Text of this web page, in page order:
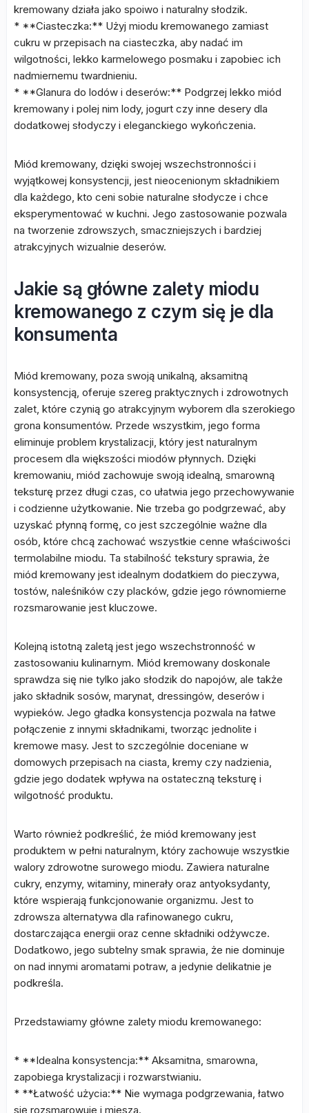
kremowany działa jako spoiwo i naturalny słodzik.
* **Ciasteczka:** Użyj miodu kremowanego zamiast
cukru w przepisach na ciasteczka, aby nadać im
wilgotności, lekko karmelowego posmaku i zapobiec ich
nadmiernemu twardnieniu.
* **Glanura do lodów i deserów:** Podgrzej lekko miód
kremowany i polej nim lody, jogurt czy inne desery dla
dodatkowej słodyczy i eleganckiego wykończenia.
Miód kremowany, dzięki swojej wszechstronności i
wyjątkowej konsystencji, jest nieocenionym składnikiem
dla każdego, kto ceni sobie naturalne słodycze i chce
eksperymentować w kuchni. Jego zastosowanie pozwala
na tworzenie zdrowszych, smaczniejszych i bardziej
atrakcyjnych wizualnie deserów.
Jakie są główne zalety miodu
kremowanego z czym się je dla
konsumenta
Miód kremowany, poza swoją unikalną, aksamitną
konsystencją, oferuje szereg praktycznych i zdrowotnych
zalet, które czynią go atrakcyjnym wyborem dla szerokiego
grona konsumentów. Przede wszystkim, jego forma
eliminuje problem krystalizacji, który jest naturalnym
procesem dla większości miodów płynnych. Dzięki
kremowaniu, miód zachowuje swoją idealną, smarowną
teksturę przez długi czas, co ułatwia jego przechowywanie
i codzienne użytkowanie. Nie trzeba go podgrzewać, aby
uzyskać płynną formę, co jest szczególnie ważne dla
osób, które chcą zachować wszystkie cenne właściwości
termolabilne miodu. Ta stabilność tekstury sprawia, że
miód kremowany jest idealnym dodatkiem do pieczywa,
tostów, naleśników czy placków, gdzie jego równomierne
rozsmarowanie jest kluczowe.
Kolejną istotną zaletą jest jego wszechstronność w
zastosowaniu kulinarnym. Miód kremowany doskonale
sprawdza się nie tylko jako słodzik do napojów, ale także
jako składnik sosów, marynat, dressingów, deserów i
wypieków. Jego gładka konsystencja pozwala na łatwe
połączenie z innymi składnikami, tworząc jednolite i
kremowe masy. Jest to szczególnie doceniane w
domowych przepisach na ciasta, kremy czy nadzienia,
gdzie jego dodatek wpływa na ostateczną teksturę i
wilgotność produktu.
Warto również podkreślić, że miód kremowany jest
produktem w pełni naturalnym, który zachowuje wszystkie
walory zdrowotne surowego miodu. Zawiera naturalne
cukry, enzymy, witaminy, minerały oraz antyoksydanty,
które wspierają funkcjonowanie organizmu. Jest to
zdrowsza alternatywa dla rafinowanego cukru,
dostarczająca energii oraz cenne składniki odżywcze.
Dodatkowo, jego subtelny smak sprawia, że nie dominuje
on nad innymi aromatami potraw, a jedynie delikatnie je
podkreśla.
Przedstawiamy główne zalety miodu kremowanego:
* **Idealna konsystencja:** Aksamitna, smarowna,
zapobiega krystalizacji i rozwarstwianiu.
* **Łatwość użycia:** Nie wymaga podgrzewania, łatwo
się rozsmarowuje i miesza.